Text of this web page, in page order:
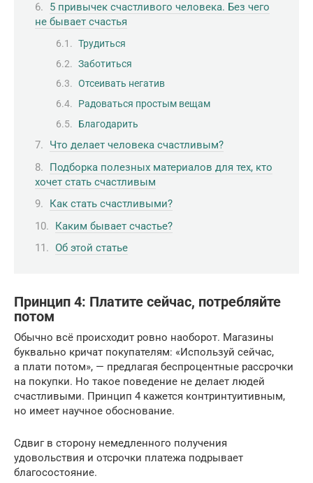
5 привычек счастливого человека. Без чего
не бывает счастья
Трудиться
Заботиться
Отсеивать негатив
Радоваться простым вещам
Благодарить
Что делает человека счастливым?
Подборка полезных материалов для тех, кто
хочет стать счастливым
Как стать счастливыми?
Каким бывает счастье?
Об этой статье
Принцип 4: Платите сейчас, потребляйте
потом
Обычно всё происходит ровно наоборот. Магазины
буквально кричат покупателям: «Используй сейчас,
а плати потом», — предлагая беспроцентные рассрочки
на покупки. Но такое поведение не делает людей
счастливыми. Принцип 4 кажется контринтуитивным,
но имеет научное обоснование.
Сдвиг в сторону немедленного получения
удовольствия и отсрочки платежа подрывает
благосостояние.